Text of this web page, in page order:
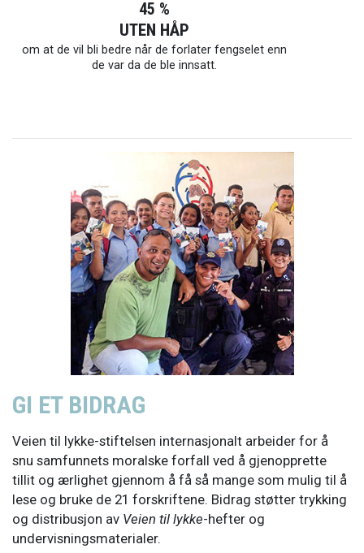
45 %
UTEN HÅP
om at de vil bli bedre når de forlater fengselet enn
de var da de ble innsatt.
GI ET BIDRAG
Veien til lykke-stiftelsen internasjonalt arbeider for å
snu samfunnets moralske forfall ved å gjenopprette
tillit og ærlighet gjennom å få så mange som mulig til å
lese og bruke de 21 forskriftene. Bidrag støtter trykking
og distribusjon av Veien til lykke-hefter og
undervisningsmaterialer.